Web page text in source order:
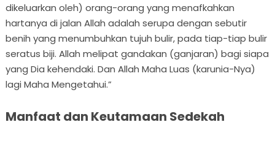
dikeluarkan oleh) orang-orang yang menafkahkan
hartanya di jalan Allah adalah serupa dengan sebutir
benih yang menumbuhkan tujuh bulir, pada tiap-tiap bulir
seratus biji. Allah melipat gandakan (ganjaran) bagi siapa
yang Dia kehendaki. Dan Allah Maha Luas (karunia-Nya)
lagi Maha Mengetahui.”
Manfaat dan Keutamaan Sedekah